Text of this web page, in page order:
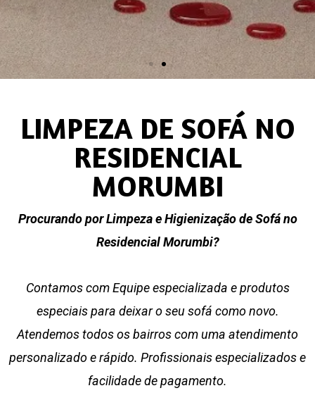
LIMPEZA DE SOFÁ NO
RESIDENCIAL
MORUMBI
Procurando por Limpeza e Higienização de Sofá no
Residencial Morumbi?
Contamos com Equipe especializada e produtos
especiais para deixar o seu sofá como novo.
Atendemos todos os bairros com uma atendimento
personalizado e rápido. Profissionais especializados e
facilidade de pagamento.